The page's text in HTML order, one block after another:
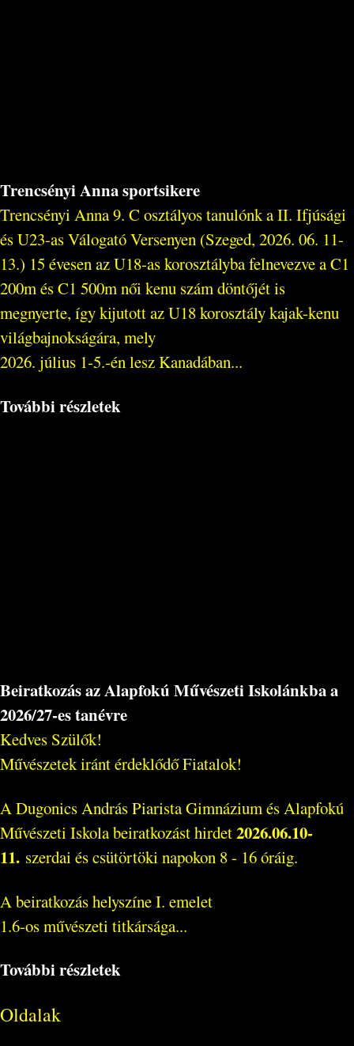
Trencsényi Anna sportsikere
Trencsényi Anna 9. C osztályos tanulónk a II. Ifjúsági
és U23-as Válogató Versenyen (Szeged, 2026. 06. 11-
13.) 15 évesen az U18-as korosztályba felnevezve a C1
200m és C1 500m női kenu szám döntőjét is
megnyerte, így kijutott az U18 korosztály kajak-kenu
világbajnokságára, mely
2026. július 1-5.-én lesz Kanadában...
További részletek
Beiratkozás az Alapfokú Művészeti Iskolánkba a
2026/27-es tanévre
Kedves Szülők!
Művészetek iránt érdeklődő Fiatalok!
A Dugonics András Piarista Gimnázium és Alapfokú
Művészeti Iskola beiratkozást hirdet2026.06.10-
11. szerdai és csütörtöki napokon 8 - 16 óráig.
A beiratkozás helyszíne I. emelet
1.6-os művészeti titkársága...
További részletek
Oldalak